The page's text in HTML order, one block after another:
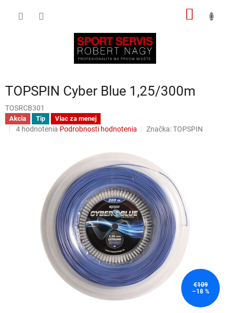
TOPSPIN Cyber Blue 1,25/300m
TOSRCB301
Akcia Tip Viac za menej
Priemerné
hviezdičiek.
4 hodnotenia Podrobnosti hodnotenia Značka:TOPSPIN
€109
–18 %